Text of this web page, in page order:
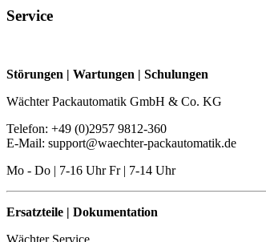
Service
Störungen | Wartungen | Schulungen
Wächter Packautomatik GmbH & Co. KG
Telefon: +49 (0)2957 9812-360
E-Mail: support@waechter-packautomatik.de
Mo - Do | 7-16 Uhr Fr | 7-14 Uhr
Ersatzteile | Dokumentation
Wächter Service